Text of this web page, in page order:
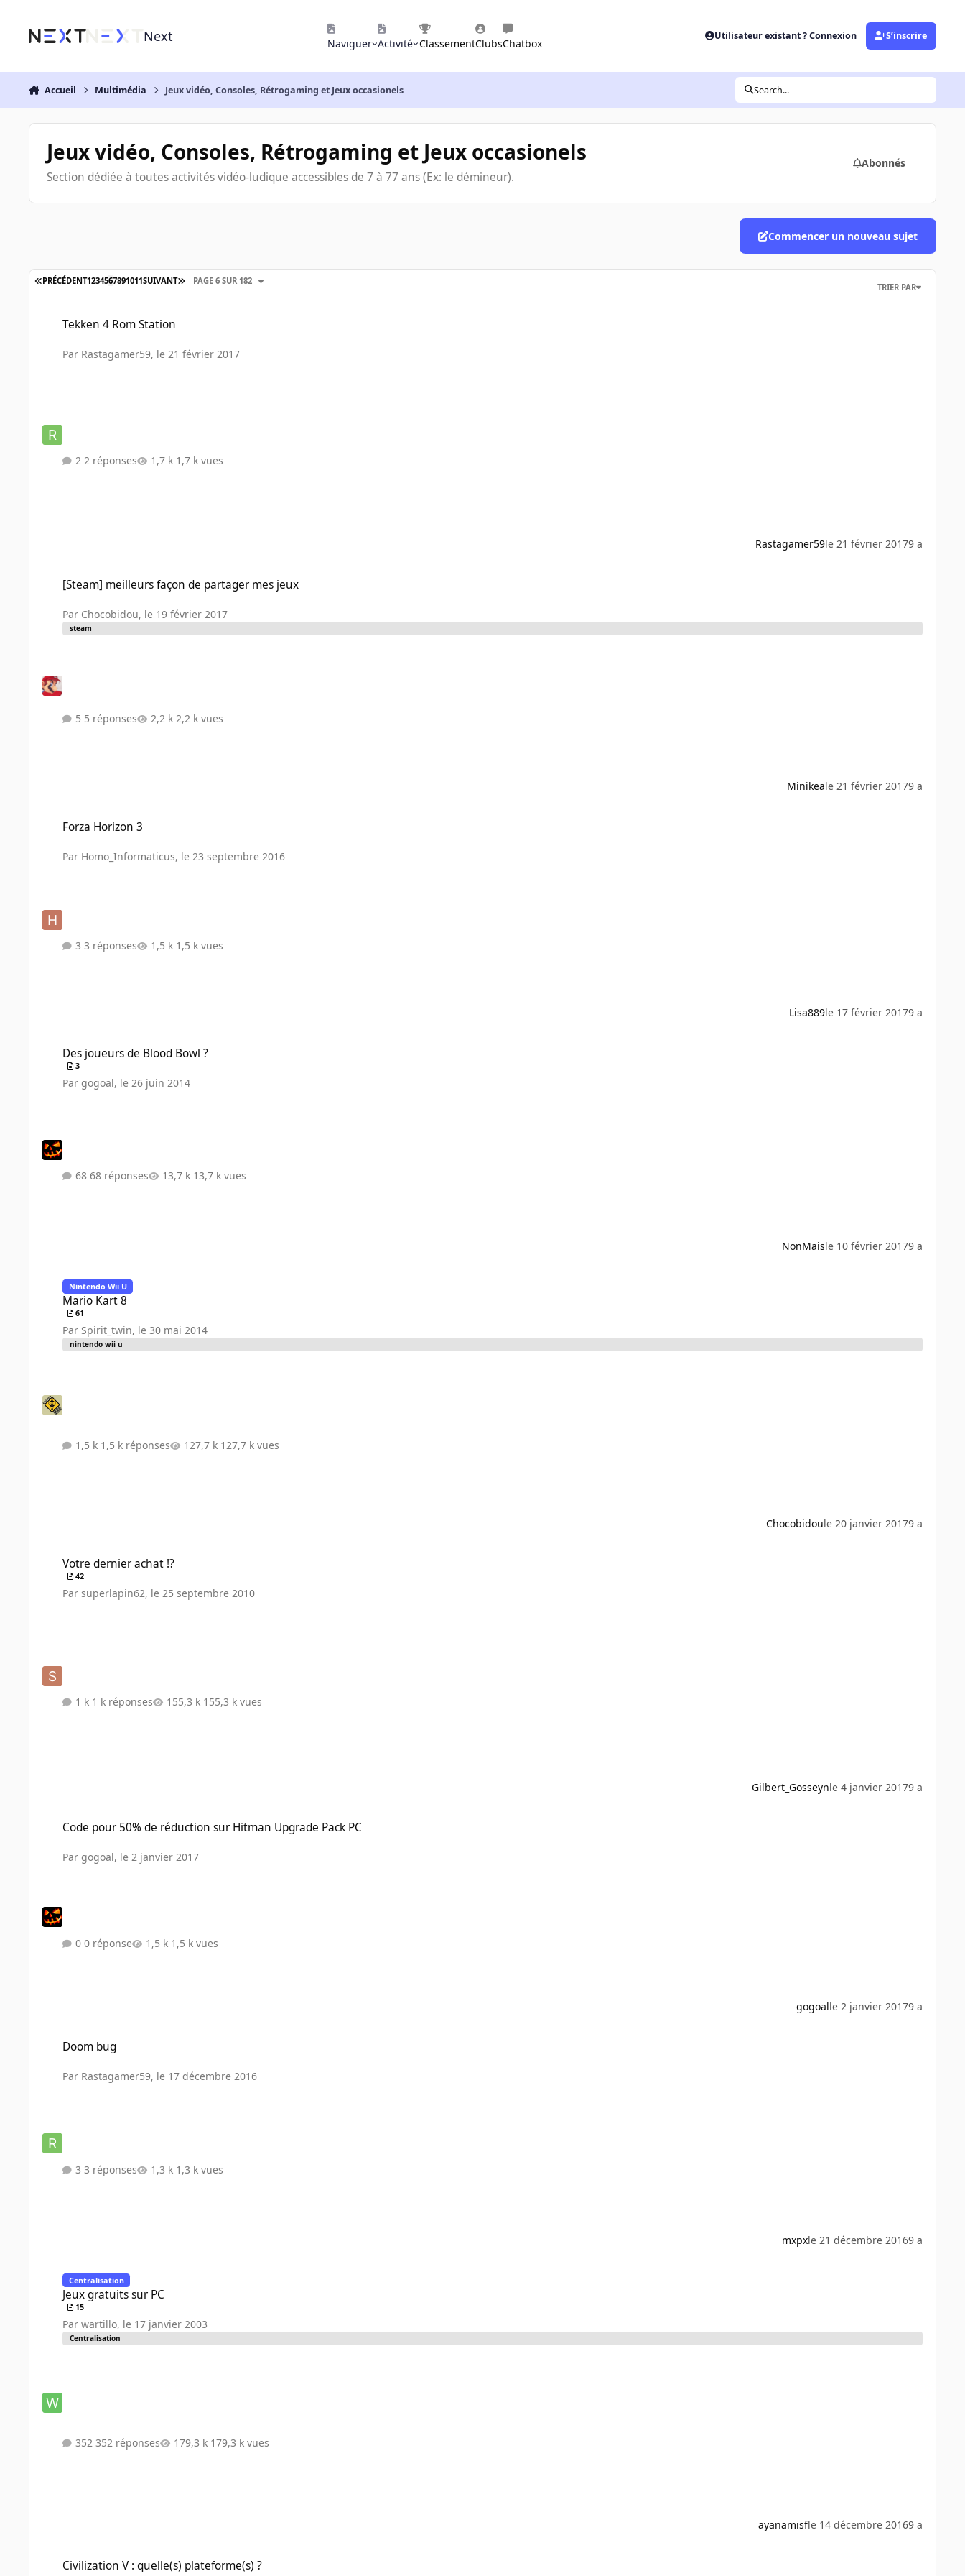
Next Naviguer Activité ClassementClubsChatbox
Utilisateur existant ? Connexion S’inscrire
Accueil Multimédia Jeux vidéo, Consoles, Rétrogaming et Jeux occasionels Search...
Jeux vidéo, Consoles, Rétrogaming et Jeux occasionels
Section dédiée à toutes activités vidéo-ludique accessibles de 7 à 77 ans (Ex: le démineur).
Abonnés
Commencer un nouveau sujet
PRÉCÉDENT1234567891011SUIVANT PAGE 6 SUR 182
TRIER PAR
Tekken 4 Rom Station
Par Rastagamer59, le 21 février 2017
2 réponses 1,7 k vues
Rastagamer59le 21 février 20179 a
[Steam] meilleurs façon de partager mes jeux
Par Chocobidou, le 19 février 2017
steam
5 réponses 2,2 k vues
Minikeale 21 février 20179 a
Forza Horizon 3
Par Homo_Informaticus, le 23 septembre 2016
3 réponses 1,5 k vues
Lisa889le 17 février 20179 a
Des joueurs de Blood Bowl ?
3
Pargogoal, le 26 juin 2014
68 réponses 13,7 k vues
NonMaisle 10 février 20179 a
Nintendo Wii U
Mario Kart 8
61
Par Spirit_twin, le 30 mai 2014
nintendo wii u
1,5 k réponses 127,7 k vues
Chocobidoule 20 janvier 20179 a
Votre dernier achat !?
42
Parsuperlapin62, le 25 septembre 2010
1 k réponses 155,3 k vues
Gilbert_Gosseynle 4 janvier 20179 a
Code pour 50% de réduction sur Hitman Upgrade Pack PC
Pargogoal, le 2 janvier 2017
0 réponse 1,5 k vues
gogoalle 2 janvier 20179 a
Doom bug
Par Rastagamer59, le 17 décembre 2016
3 réponses 1,3 k vues
mxpxle 21 décembre 20169 a
Centralisation
Jeux gratuits sur PC
15
Parwartillo, le 17 janvier 2003
Centralisation
352 réponses 179,3 k vues
ayanamisfle 14 décembre 20169 a
Civilization V : quelle(s) plateforme(s) ?